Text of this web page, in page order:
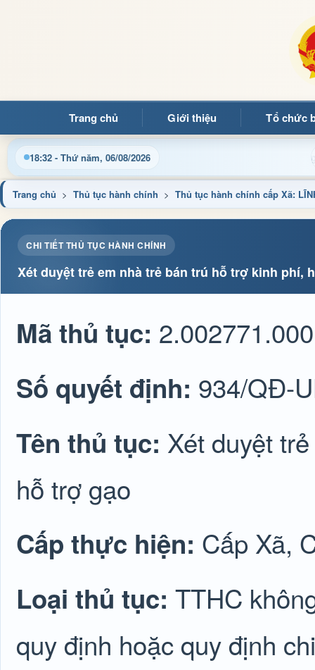
Trang chủ Giới thiệu Tổ chức
18:32 - Thứ năm, 06/08/2026
tin điều hành, thủ tục hành chính và tin tức địa phương
Trang chủ > Thủ tục hành chính > Thủ tục hành chính cấp Xã:
CHI TIẾT THỦ TỤC HÀNH CHÍNH
Xét duyệt trẻ em nhà trẻ bán trú hỗ trợ kinh phí,
Mã thủ tục:
Số quyết định: 934/QĐ-
Tên thủ tục: Xét duyệt
hỗ trợ gạo
Cấp thực hiện: Cấp Xã,
Loại thủ tục: TTHC
quy định hoặc quy định